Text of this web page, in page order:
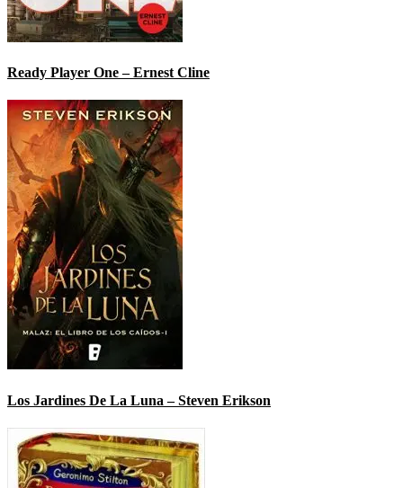
Ready Player One – Ernest Cline
Los Jardines De La Luna – Steven Erikson